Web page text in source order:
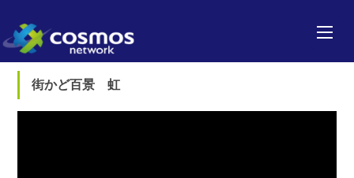
街かど百景 虹